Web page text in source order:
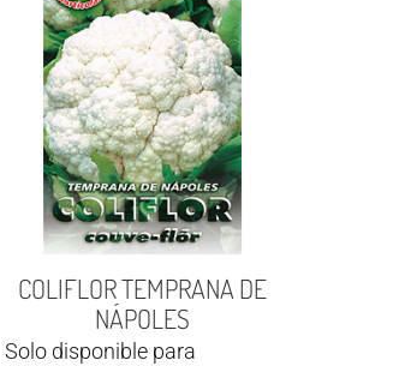
COLIFLOR TEMPRANA DE
NÁPOLES
Solo disponible para